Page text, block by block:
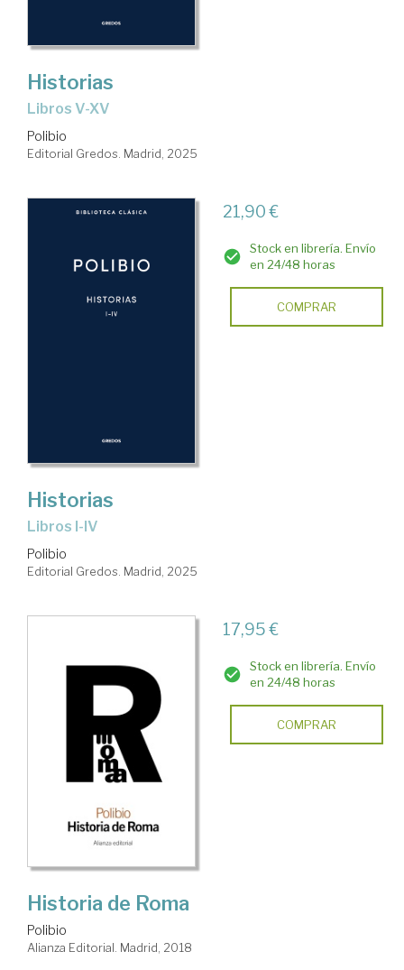
Historias
Libros V-XV
Polibio
Editorial Gredos. Madrid, 2025
21,90 €
Stock en librería. Envío
en 24/48 horas
COMPRAR
Historias
Libros I-IV
Polibio
Editorial Gredos. Madrid, 2025
17,95 €
Stock en librería. Envío
en 24/48 horas
COMPRAR
Historia de Roma
Polibio
Alianza Editorial. Madrid, 2018